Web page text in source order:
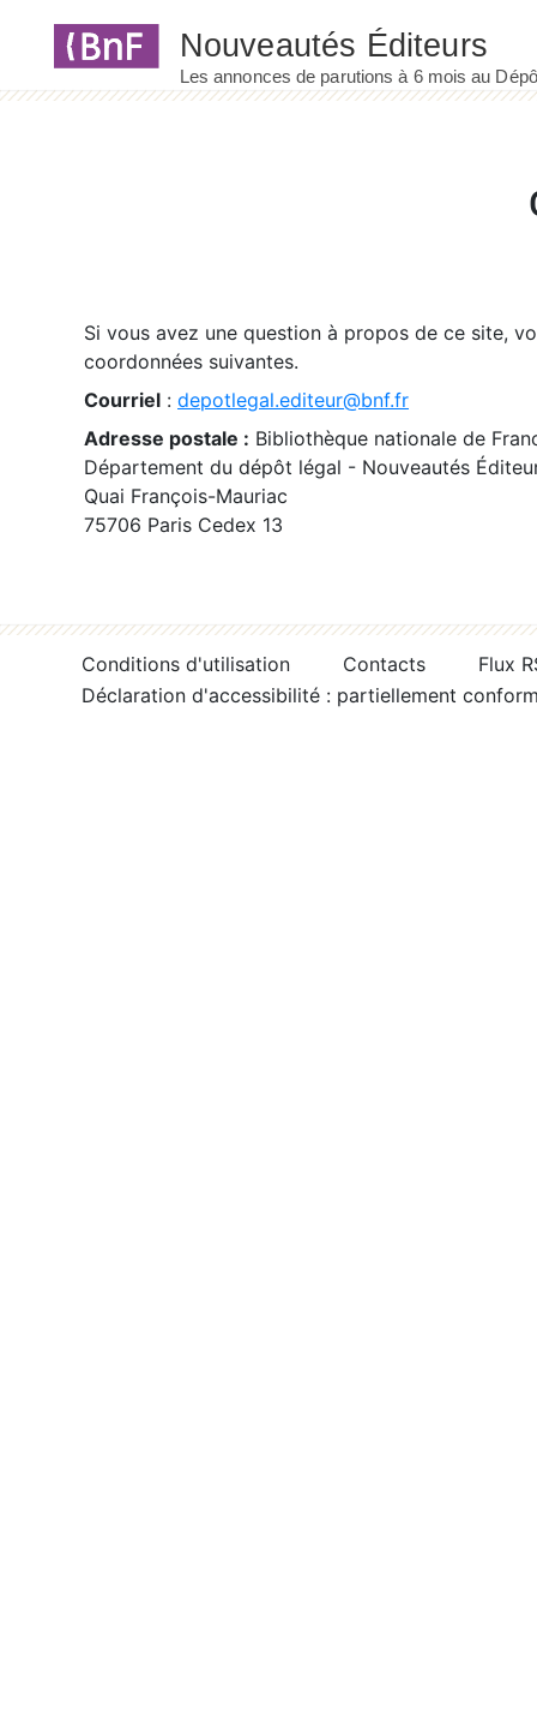
Si vous avez une question à propos de ce site,
coordonnées suivantes.
Courriel : depotlegal.editeur@bnf.fr
Adresse postale : Bibliothèque nationale de
Département du dépôt légal - Nouveautés
Quai François-Mauriac
75706 Paris Cedex 13
Conditions d'utilisation Contacts
Flux
Déclaration d'accessibilité : partiellement